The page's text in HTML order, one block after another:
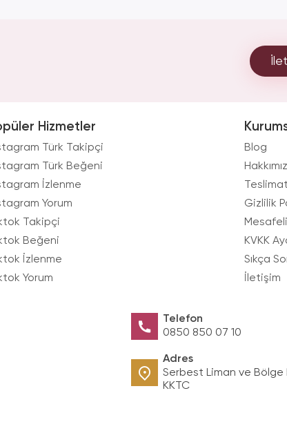
Hizmetler
Türk Takipçi
Türk Beğeni
İzlenme
Yorum
Takipçi
Beğeni
İzlenme
Yorum
Blog
Gizlilik
KVKK
Sıkça
İletişim
Telefon
0850 850 07 10
Adres
Serbest Liman ve Bölge
KKTC